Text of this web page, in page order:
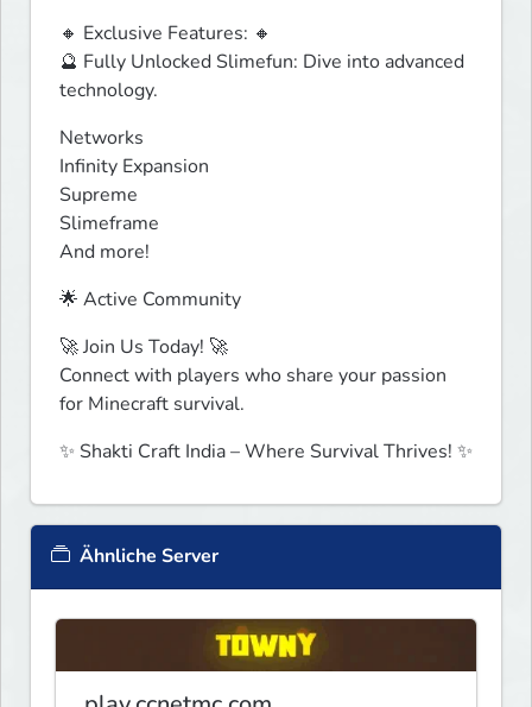
🔸 Exclusive Features: 🔸
🔮 Fully Unlocked Slimefun: Dive into advanced
technology.
Networks
Infinity Expansion
Supreme
Slimeframe
And more!
🌟 Active Community
🚀 Join Us Today! 🚀
Connect with players who share your passion
for Minecraft survival.
✨ Shakti Craft India – Where Survival Thrives! ✨
Ähnliche Server